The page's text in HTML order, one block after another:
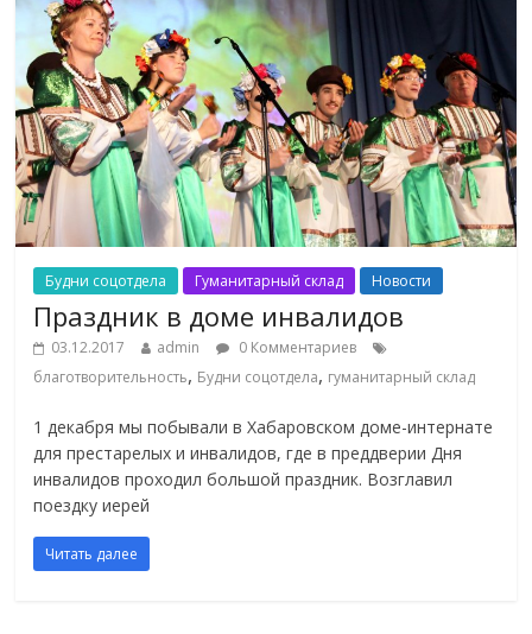
Будни соцотдела Гуманитарный склад Новости
Праздник в доме инвалидов
03.12.2017 admin
0 Комментариев
благотворительность, Будни соцотдела, гуманитарный склад
1 декабря мы побывали в Хабаровском доме-интернате
для престарелых и инвалидов, где в преддверии Дня
инвалидов проходил большой праздник. Возглавил
поездку иерей
Читать далее